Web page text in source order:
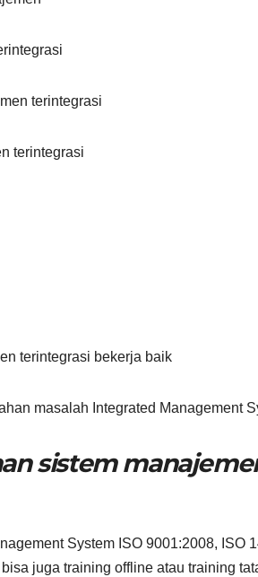
terintegrasi
terintegrasi
terintegrasi bekerja baik
masalah Integrated Management
sistem
System ISO 9001:2008,
juga training offline atau training